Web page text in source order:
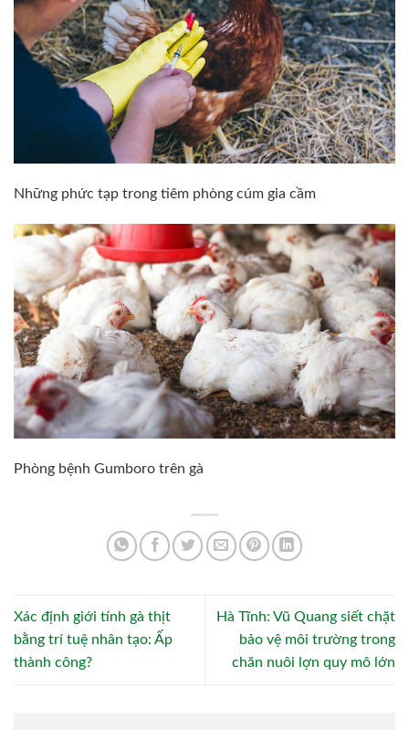
Những phức tạp trong tiêm phòng cúm gia cầm
Phòng bệnh Gumboro trên gà
Xác định giới tính gà thịt
bằng trí tuệ nhân tạo: Ấp
thành công?
Hà Tĩnh: Vũ Quang siết chặt
bảo vệ môi trường trong
chăn nuôi lợn quy mô lớn